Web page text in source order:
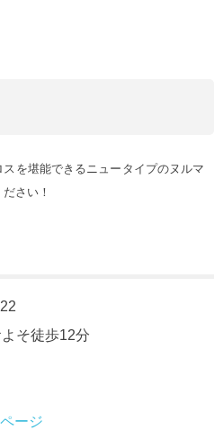
を堪能できるニュータイプのヌルマ
さい！
そ徒歩12分
ージ